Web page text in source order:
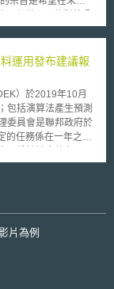
室。為達成前述目
加速生物技術人才在
重大科研計畫等。
中，均將生物技
視，而根據往例，中
即會頒布相關法令及
因此，「生技人才規
、達成綱要所訂的
作，每一個研究中心
近，這些區域原本
私人企業，形成產
起的預算年度開始
物的確切細胞膜質
為乙醇、液態燃料等
掌握，乃是開發生物
造較易處理的木質
運用發布建議報
）於2019年10月
包括演算法產生預測
委員會是聯邦政府於
的任務係在一年之
片為例